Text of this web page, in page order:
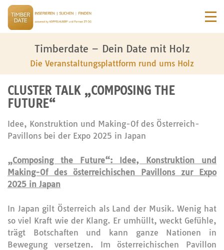
Timberdate – Dein Date mit Holz
Die Veranstaltungsplattform rund ums Holz
CLUSTER TALK „COMPOSING THE
FUTURE“
Idee, Konstruktion und Making-Of des Österreich-
Pavillons bei der Expo 2025 in Japan
„Composing the Future“: Idee, Konstruktion und
Making-Of des österreichischen Pavillons zur Expo
2025 in Japan
In Japan gilt Österreich als Land der Musik. Wenig hat
so viel Kraft wie der Klang. Er umhüllt, weckt Gefühle,
trägt Botschaften und kann ganze Nationen in
Bewegung versetzen. Im österreichischen Pavillon